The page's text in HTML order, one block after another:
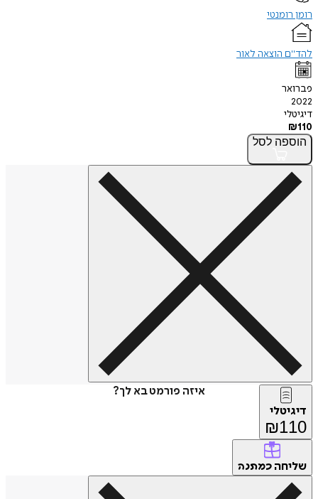
רומן רומנטי
להד"ם הוצאה לאור
פברואר
2022
דיגיטלי
₪110
הוספה לסל
איזה פורמט בא לך?
דיגיטלי
₪110
שליחה כמתנה